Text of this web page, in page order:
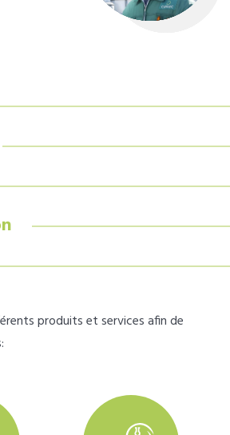
produits et services afin de